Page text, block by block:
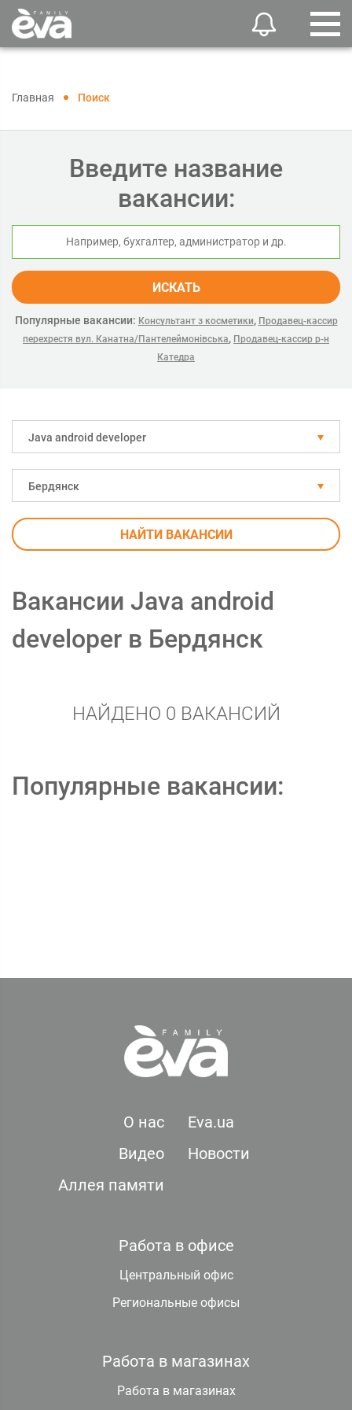
Главная Поиск
Введите название
вакансии:
ИСКАТЬ
Популярные вакансии: Консультант з косметики, Продавец-кассир
перехрестя вул. Канатна/Пантелеймонівська, Продавец-кассир р-н
Катедра
Java android developer
Бердянск
НАЙТИ ВАКАНСИИ
Вакансии Java android
developer в Бердянск
НАЙДЕНО 0 ВАКАНСИЙ
Популярные вакансии:
О нас
Eva.ua
Видео
Новости
Аллея памяти
Работа в офисе
Центральный офис
Региональные офисы
Работа в магазинах
Работа в магазинах